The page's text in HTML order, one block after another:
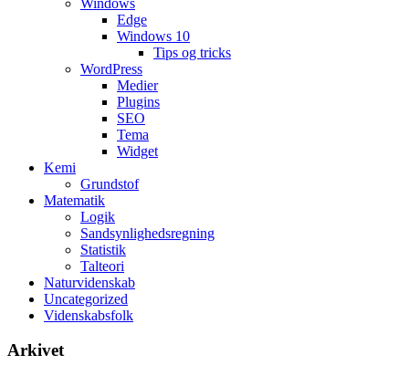
Edge
Windows 10
Tips og tricks
WordPress
Medier
Plugins
SEO
Tema
Widget
Kemi
Grundstof
Matematik
Logik
Sandsynlighedsregning
Statistik
Talteori
Naturvidenskab
Uncategorized
Videnskabsfolk
Arkivet